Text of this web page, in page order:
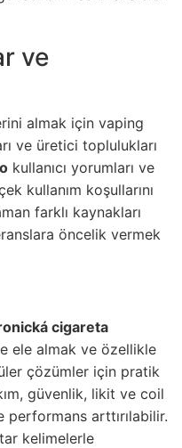
ve
almak için vaping
ve üretici toplulukları
kullanıcı yorumları ve
kullanım koşullarını
farklı kaynakları
öncelik vermek
cigareta
ele almak ve özellikle
çözümler için pratik
güvenlik, likit ve coil
arttırılabilir.
kelimelerle